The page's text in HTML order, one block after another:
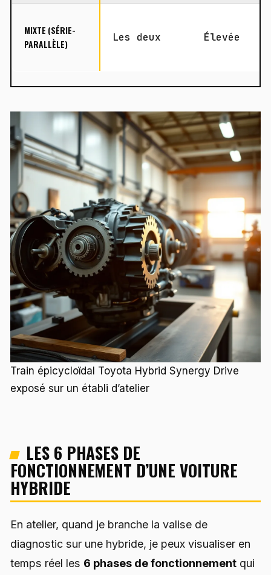
MIXTE (SÉRIE-
PARALLÈLE)
Les deux Élevée
Train épicycloïdal Toyota Hybrid Synergy Drive
exposé sur un établi d’atelier
LES 6 PHASES DE
FONCTIONNEMENT D’UNE VOITURE
HYBRIDE
En atelier, quand je branche la valise de
diagnostic sur une hybride, je peux visualiser en
temps réel les 6 phases de fonctionnement qui